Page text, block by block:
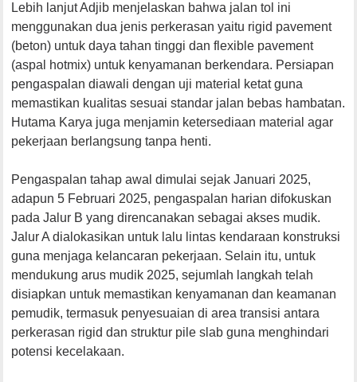
Lebih lanjut Adjib menjelaskan bahwa jalan tol ini
menggunakan dua jenis perkerasan yaitu rigid pavement
(beton) untuk daya tahan tinggi dan flexible pavement
(aspal hotmix) untuk kenyamanan berkendara. Persiapan
pengaspalan diawali dengan uji material ketat guna
memastikan kualitas sesuai standar jalan bebas hambatan.
Hutama Karya juga menjamin ketersediaan material agar
pekerjaan berlangsung tanpa henti.
Pengaspalan tahap awal dimulai sejak Januari 2025,
adapun 5 Februari 2025, pengaspalan harian difokuskan
pada Jalur B yang direncanakan sebagai akses mudik.
Jalur A dialokasikan untuk lalu lintas kendaraan konstruksi
guna menjaga kelancaran pekerjaan. Selain itu, untuk
mendukung arus mudik 2025, sejumlah langkah telah
disiapkan untuk memastikan kenyamanan dan keamanan
pemudik, termasuk penyesuaian di area transisi antara
perkerasan rigid dan struktur pile slab guna menghindari
potensi kecelakaan.